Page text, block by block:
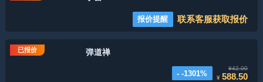
报价提醒 联系客服获取报价
已报价 弹道禅
- -1301%
¥42.00
¥588.50